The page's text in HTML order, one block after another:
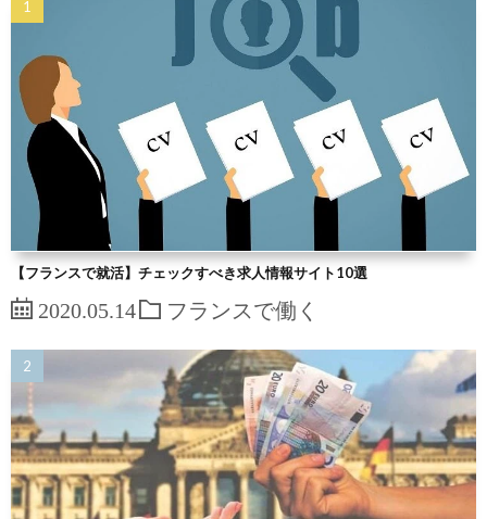
【フランスで就活】チェックすべき求人情報サイト10選
2020.05.14 フランスで働く